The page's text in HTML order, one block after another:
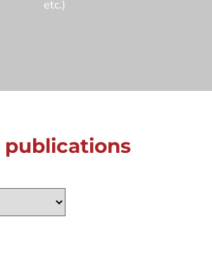
etc.)
publications